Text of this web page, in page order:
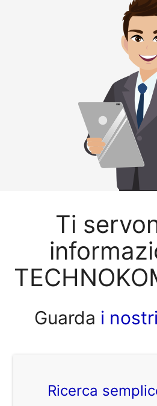
Ti
Guarda i
Ricerca